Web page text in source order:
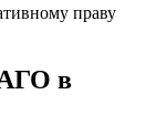
праву
в